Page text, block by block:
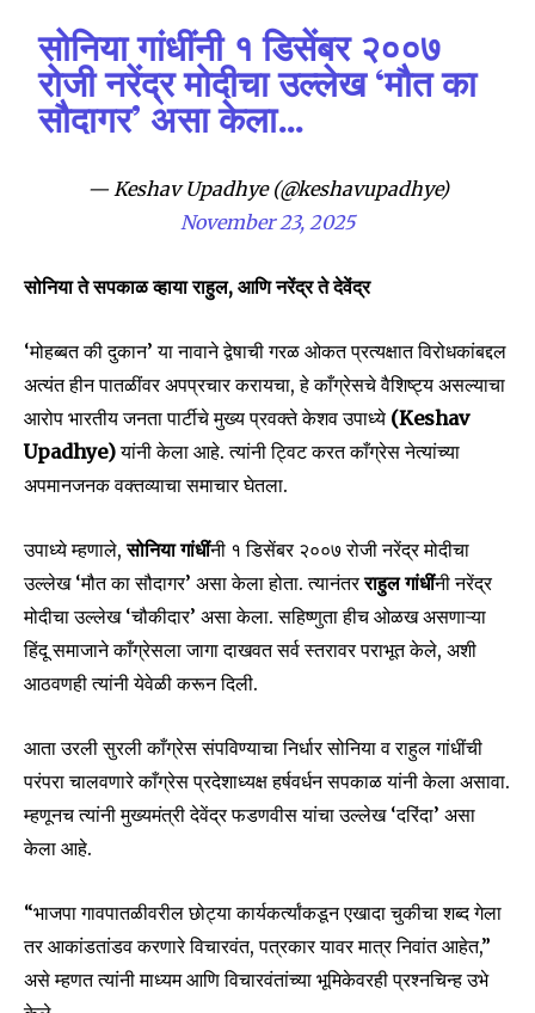
Join our community of
SUBSCRIBERS and be part of the
conversation.
To subscribe, simply enter your email address on our website
or click the subscribe button below. Don't worry, we respect
safe with us.
SUBSCRIBE
I've read and accept thePrivacy Policy.
6,300
सोनिया गांधींनी १ डिसेंबर २००७
रोजी नरेंद्र मोदीचा उल्लेख ‘मौत का
सौदागर’ असा केला…
— Keshav Upadhye (@keshavupadhye)
November 23, 2025
सोनिया ते सपकाळ व्हाया राहुल, आणि नरेंद्र ते देवेंद्र
‘मोहब्बत की दुकान’ या नावाने द्वेषाची गरळ ओकत प्रत्यक्षात विरोधकांबद्दल
अत्यंत हीन पातळींवर अपप्रचार करायचा, हे काँग्रेसचे वैशिष्ट्य असल्याचा
आरोप भारतीय जनता पार्टीचे मुख्य प्रवक्ते केशव उपाध्ये (Keshav
Upadhye)यांनी केला आहे. त्यांनी ट्विट करत काँग्रेस नेत्यांच्या
अपमानजनक वक्तव्याचा समाचार घेतला.
उपाध्ये म्हणाले,सोनिया गांधींनी १ डिसेंबर २००७ रोजी नरेंद्र मोदीचा
उल्लेख ‘मौत का सौदागर’ असा केला होता. त्यानंतरराहुल गांधींनी नरेंद्र
मोदीचा उल्लेख ‘चौकीदार’ असा केला. सहिष्णुता हीच ओळख असणाऱ्या
हिंदू समाजाने काँग्रेसला जागा दाखवत सर्व स्तरावर पराभूत केले, अशी
आठवणही त्यांनी येवेळी करून दिली.
आता उरली सुरली काँग्रेस संपविण्याचा निर्धार सोनिया व राहुल गांधींची
परंपरा चालवणारे काँग्रेस प्रदेशाध्यक्ष हर्षवर्धन सपकाळ यांनी केला असावा.
म्हणूनच त्यांनी मुख्यमंत्री देवेंद्र फडणवीस यांचा उल्लेख ‘दरिंदा’ असा
केला आहे.
“भाजपा गावपातळीवरील छोट्या कार्यकर्त्यांकडून एखादा चुकीचा शब्द गेला
तर आकांडतांडव करणारे विचारवंत, पत्रकार यावर मात्र निवांत आहेत,”
असे म्हणत त्यांनी माध्यम आणि विचारवंतांच्या भूमिकेवरही प्रश्नचिन्ह उभे